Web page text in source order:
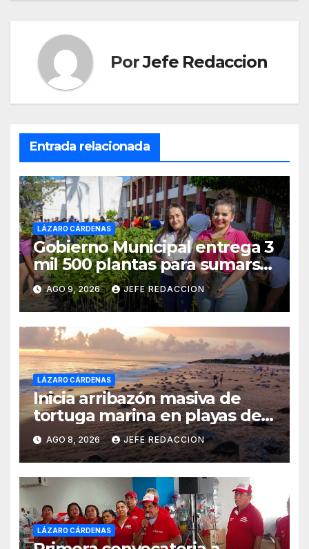
PorJefe Redaccion
Entrada relacionada
LÁZARO CÁRDENAS
Gobierno Municipal entrega 3
mil 500 plantas para sumarse
a la Jornada Nacional de
Reforestación
AGO 9, 2026 JEFE REDACCION
LÁZARO CÁRDENAS
Inicia arribazón masiva de
tortuga marina en playas de
Michoacán
AGO 8, 2026 JEFE REDACCION
LÁZARO CÁRDENAS